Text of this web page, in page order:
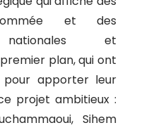
et des
nationales et
plan, qui ont
pour apporter leur
projet ambitieux :
Sihem